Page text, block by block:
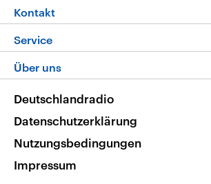
Die Nachrichten
Nachrichtenleicht
Neue Beiträge auf dlf.de
Livestream
Podcasts
Deutschlandfunk App
Nachrichten App
Frequenzen
Kontakt
Hörerservice
Service
FAQ
Veranstaltungen
Musikliste
RSS
Über uns
Deutschlandradio
Datenschutzerklärung
Nutzungsbedingungen
Impressum